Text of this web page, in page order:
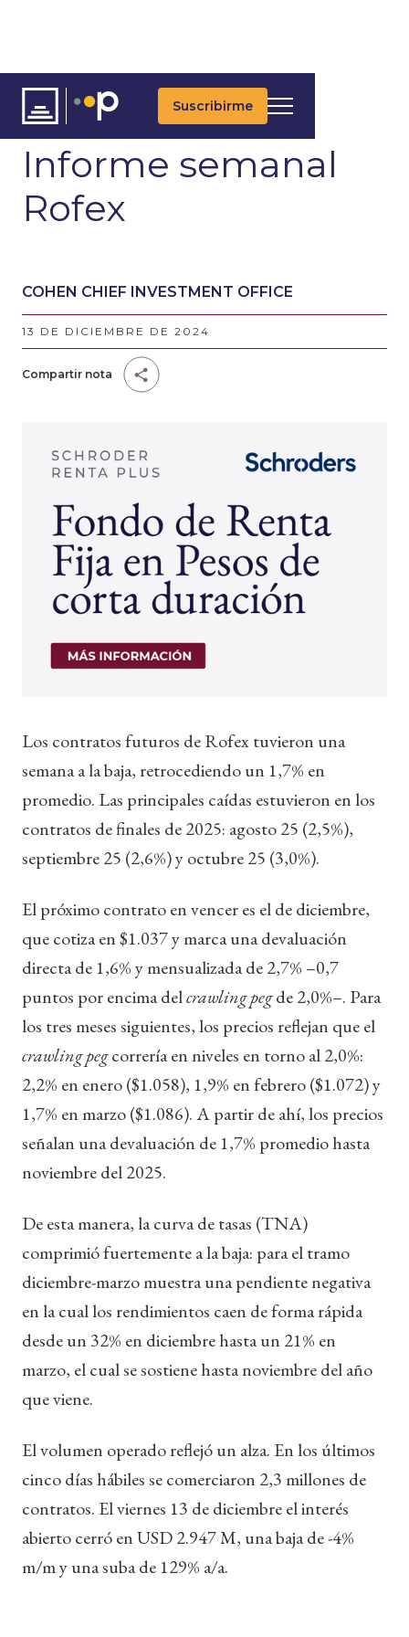
Suscribirme
ARTÍCULOS
Informe semanal
Rofex
COHEN CHIEF INVESTMENT OFFICE
13 DE DICIEMBRE DE 2024
Compartir nota
Los contratos futuros de Rofex tuvieron una
semana a la baja, retrocediendo un 1,7% en
promedio. Las principales caídas estuvieron en los
contratos de finales de 2025: agosto 25 (2,5%),
septiembre 25 (2,6%) y octubre 25 (3,0%).
El próximo contrato en vencer es el de diciembre,
que cotiza en $1.037 y marca una devaluación
directa de 1,6% y mensualizada de 2,7% –0,7
puntos por encima delcrawling pegde 2,0%–. Para
los tres meses siguientes, los precios reflejan que el
crawling pegcorrería en niveles en torno al 2,0%:
2,2% en enero ($1.058), 1,9% en febrero ($1.072) y
1,7% en marzo ($1.086). A partir de ahí, los precios
señalan una devaluación de 1,7% promedio hasta
noviembre del 2025.
De esta manera, la curva de tasas (TNA)
comprimió fuertemente a la baja: para el tramo
diciembre-marzo muestra una pendiente negativa
en la cual los rendimientos caen de forma rápida
desde un 32% en diciembre hasta un 21% en
marzo, el cual se sostiene hasta noviembre del año
que viene.
El volumen operado reflejó un alza. En los últimos
cinco días hábiles se comerciaron 2,3 millones de
contratos. El viernes 13 de diciembre el interés
abierto cerró en USD 2.947 M, una baja de -4%
m/m y una suba de 129% a/a.